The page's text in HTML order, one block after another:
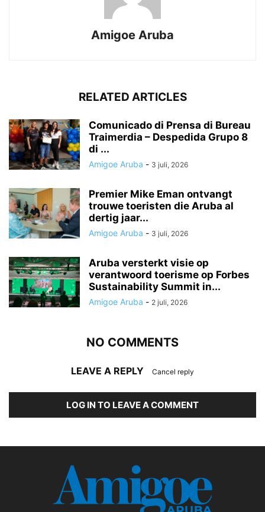
Amigoe Aruba
RELATED ARTICLES
Comunicado di Prensa di Bureau
Traimerdia – Despedida Grupo 8
di ...
Amigoe Aruba - 3 juli, 2026
Premier Mike Eman ontvangt
trouwe toeristen die Aruba al
dertig jaar...
Amigoe Aruba - 3 juli, 2026
Aruba versterkt visie op
verantwoord toerisme op Forbes
Sustainability Summit in...
Amigoe Aruba - 2 juli, 2026
NO COMMENTS
LEAVE A REPLY Cancel reply
LOG IN TO LEAVE A COMMENT